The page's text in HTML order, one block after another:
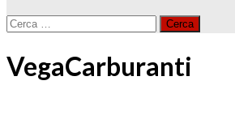
Ricerca
VegaCarburanti